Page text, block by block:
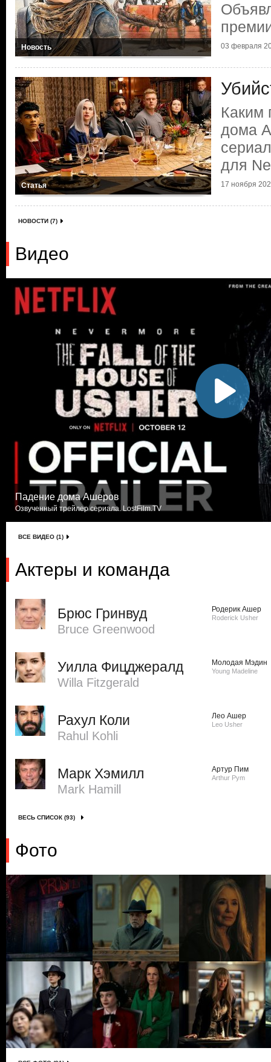
Новость 03 февраля
Статья
Каким
дома
для
17 ноября
НОВОСТИ (7)
Видео
Падение дома Ашеров
Озвученный трейлер сериала. LostFilm.TV
ВСЕ ВИДЕО (1)
Актеры и команда
Брюс Гринвуд
Bruce Greenwood
Родерик Ашер
Roderick Usher
Уилла Фицджералд
Willa Fitzgerald
Молодая Мэдин
Young Madeline
Рахул Коли
Rahul Kohli
Лео Ашер
Leo Usher
Марк Хэмилл
Mark Hamill
Артур Пим
Arthur Pym
ВЕСЬ СПИСОК (93)
Фото